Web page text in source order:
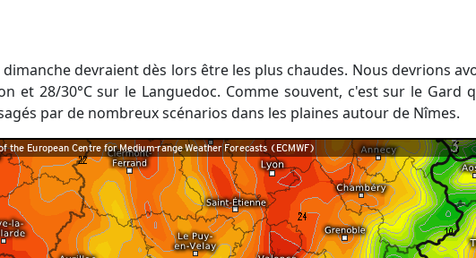
et 28/30°C sur le Languedoc. Comme souvent, c'est sur le Gard
par de nombreux scénarios dans les plaines autour de Nîmes.